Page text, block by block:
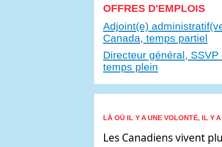
OFFRES D'EMPLOIS
Adjoint(e)
Canada, temps partiel
Directeur général,
temps plein
LÀ OÙ IL Y A UNE VOLONTÉ, IL Y
Les Canadiens vivent